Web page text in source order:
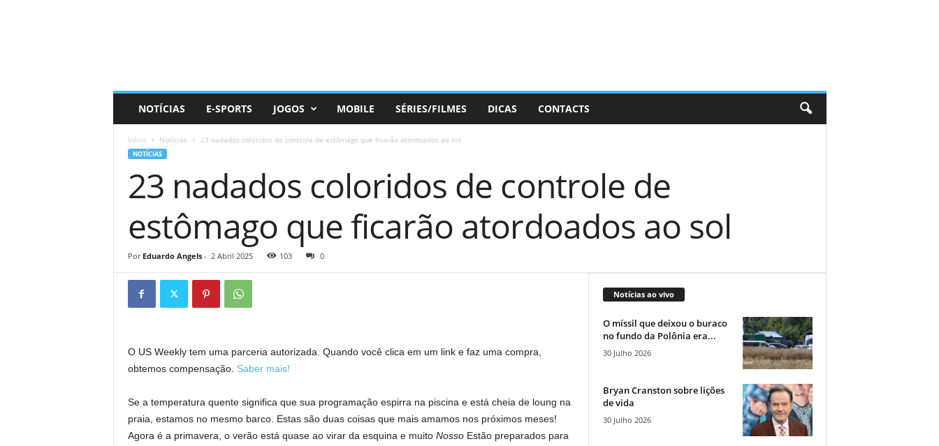
NOTÍCIAS E-SPORTS JOGOS MOBILE SÉRIES/FILMES DICAS CONTACTS
Início Notícias 23 nadados coloridos de controle de estômago que ficarão atordoados ao sol
NOTÍCIAS
23 nadados coloridos de controle de
estômago que ficarão atordoados ao sol
Por Eduardo Angels- 2 Abril 2025 103 0
O US Weekly tem uma parceria autorizada. Quando você clica em um link e faz uma compra,
obtemos compensação. Saber mais!
Se a temperatura quente significa que sua programação espirra na piscina e está cheia de loung na
praia, estamos no mesmo barco. Estas são duas coisas que mais amamos nos próximos meses!
Agora é a primavera, o verão está quase ao virar da esquina e muito NossoEstão preparados para
Notícias ao vivo
O míssil que deixou o buraco
no fundo da Polônia era...
30 Julho 2026
Bryan Cranston sobre lições
de vida
30 Julho 2026